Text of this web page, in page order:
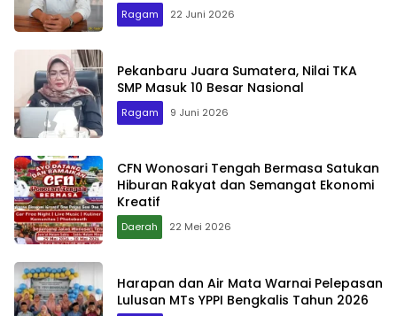
Ragam 22 Juni 2026
Pekanbaru Juara Sumatera, Nilai TKA
SMP Masuk 10 Besar Nasional
Ragam 9 Juni 2026
CFN Wonosari Tengah Bermasa Satukan
Hiburan Rakyat dan Semangat Ekonomi
Kreatif
Daerah 22 Mei 2026
Harapan dan Air Mata Warnai Pelepasan
Lulusan MTs YPPI Bengkalis Tahun 2026